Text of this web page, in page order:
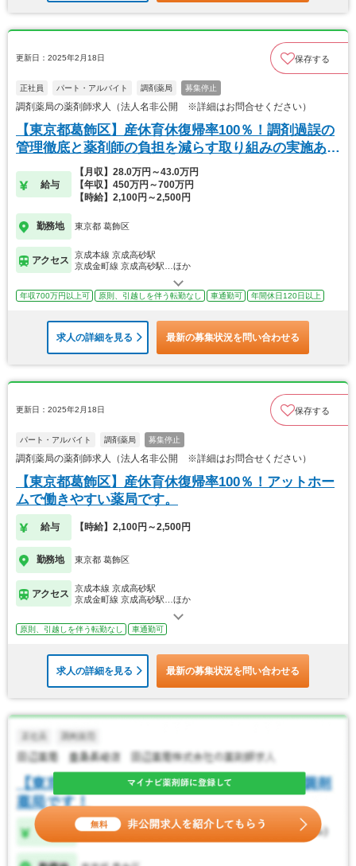
更新日：2025年2月18日 保存する
正社員 パート・アルバイト 調剤薬局 募集停止
調剤薬局の薬剤師求人（法人名非公開 ※詳細はお問合せください）
【東京都葛飾区】産休育休復帰率100％！調剤過誤の
管理徹底と薬剤師の負担を減らす取り組みの実施あ
給与
【月収】28.0万円～43.0万円
【年収】450万円～700万円
【時給】2,100円～2,500円
勤務地 東京都 葛飾区
アクセス
京成本線 京成高砂駅
京成金町線 京成高砂駅…ほか
年収700万円以上可 原則、引越しを伴う転勤なし 車通勤可 年間休日120日以上
求人の詳細を見る 最新の募集状況を問い合わせる
更新日：2025年2月18日 保存する
パート・アルバイト 調剤薬局 募集停止
調剤薬局の薬剤師求人（法人名非公開 ※詳細はお問合せください）
【東京都葛飾区】産休育休復帰率100％！アットホー
ムで働きやすい薬局です。
給与 【時給】2,100円～2,500円
勤務地 東京都 葛飾区
アクセス
京成本線 京成高砂駅
京成金町線 京成高砂駅…ほか
原則、引越しを伴う転勤なし 車通勤可
求人の詳細を見る 最新の募集状況を問い合わせる